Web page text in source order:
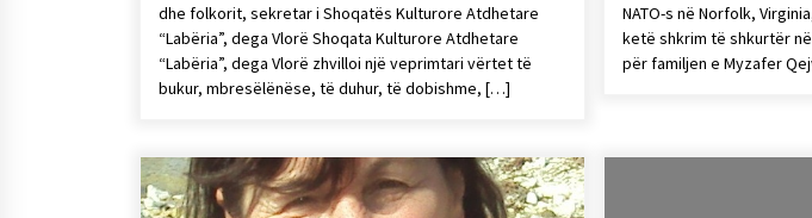
dhe folkorit, sekretar i Shoqatës Kulturore Atdhetare
“Labëria”, dega Vlorë Shoqata Kulturore Atdhetare
“Labëria”, dega Vlorë zhvilloi një veprimtari vërtet të
bukur, mbresëlënëse, të duhur, të dobishme, […]
NATO-s në Norfolk,
ketë shkrim të shkurtër
për familjen e Myzafer